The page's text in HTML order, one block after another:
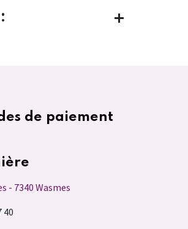
de paiement
- 7340 Wasmes
40